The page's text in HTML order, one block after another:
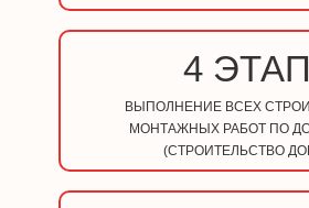
4 ЭТАП
ВЫПОЛНЕНИЕ ВСЕХ
МОНТАЖНЫХ РАБОТ ПО
(СТРОИТЕЛЬСТВО